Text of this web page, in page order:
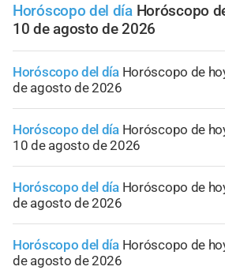
Horóscopo del día Horóscopo
10 de agosto de 2026
Horóscopo del día Horóscopo de
de agosto de 2026
Horóscopo del día Horóscopo de
10 de agosto de 2026
Horóscopo del día Horóscopo de
de agosto de 2026
Horóscopo del día Horóscopo de
de agosto de 2026